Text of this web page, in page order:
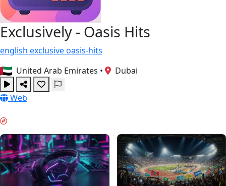
Exclusively - Oasis Hits
english exclusiveoasis-hits
United Arab Emirates • Dubai
Web